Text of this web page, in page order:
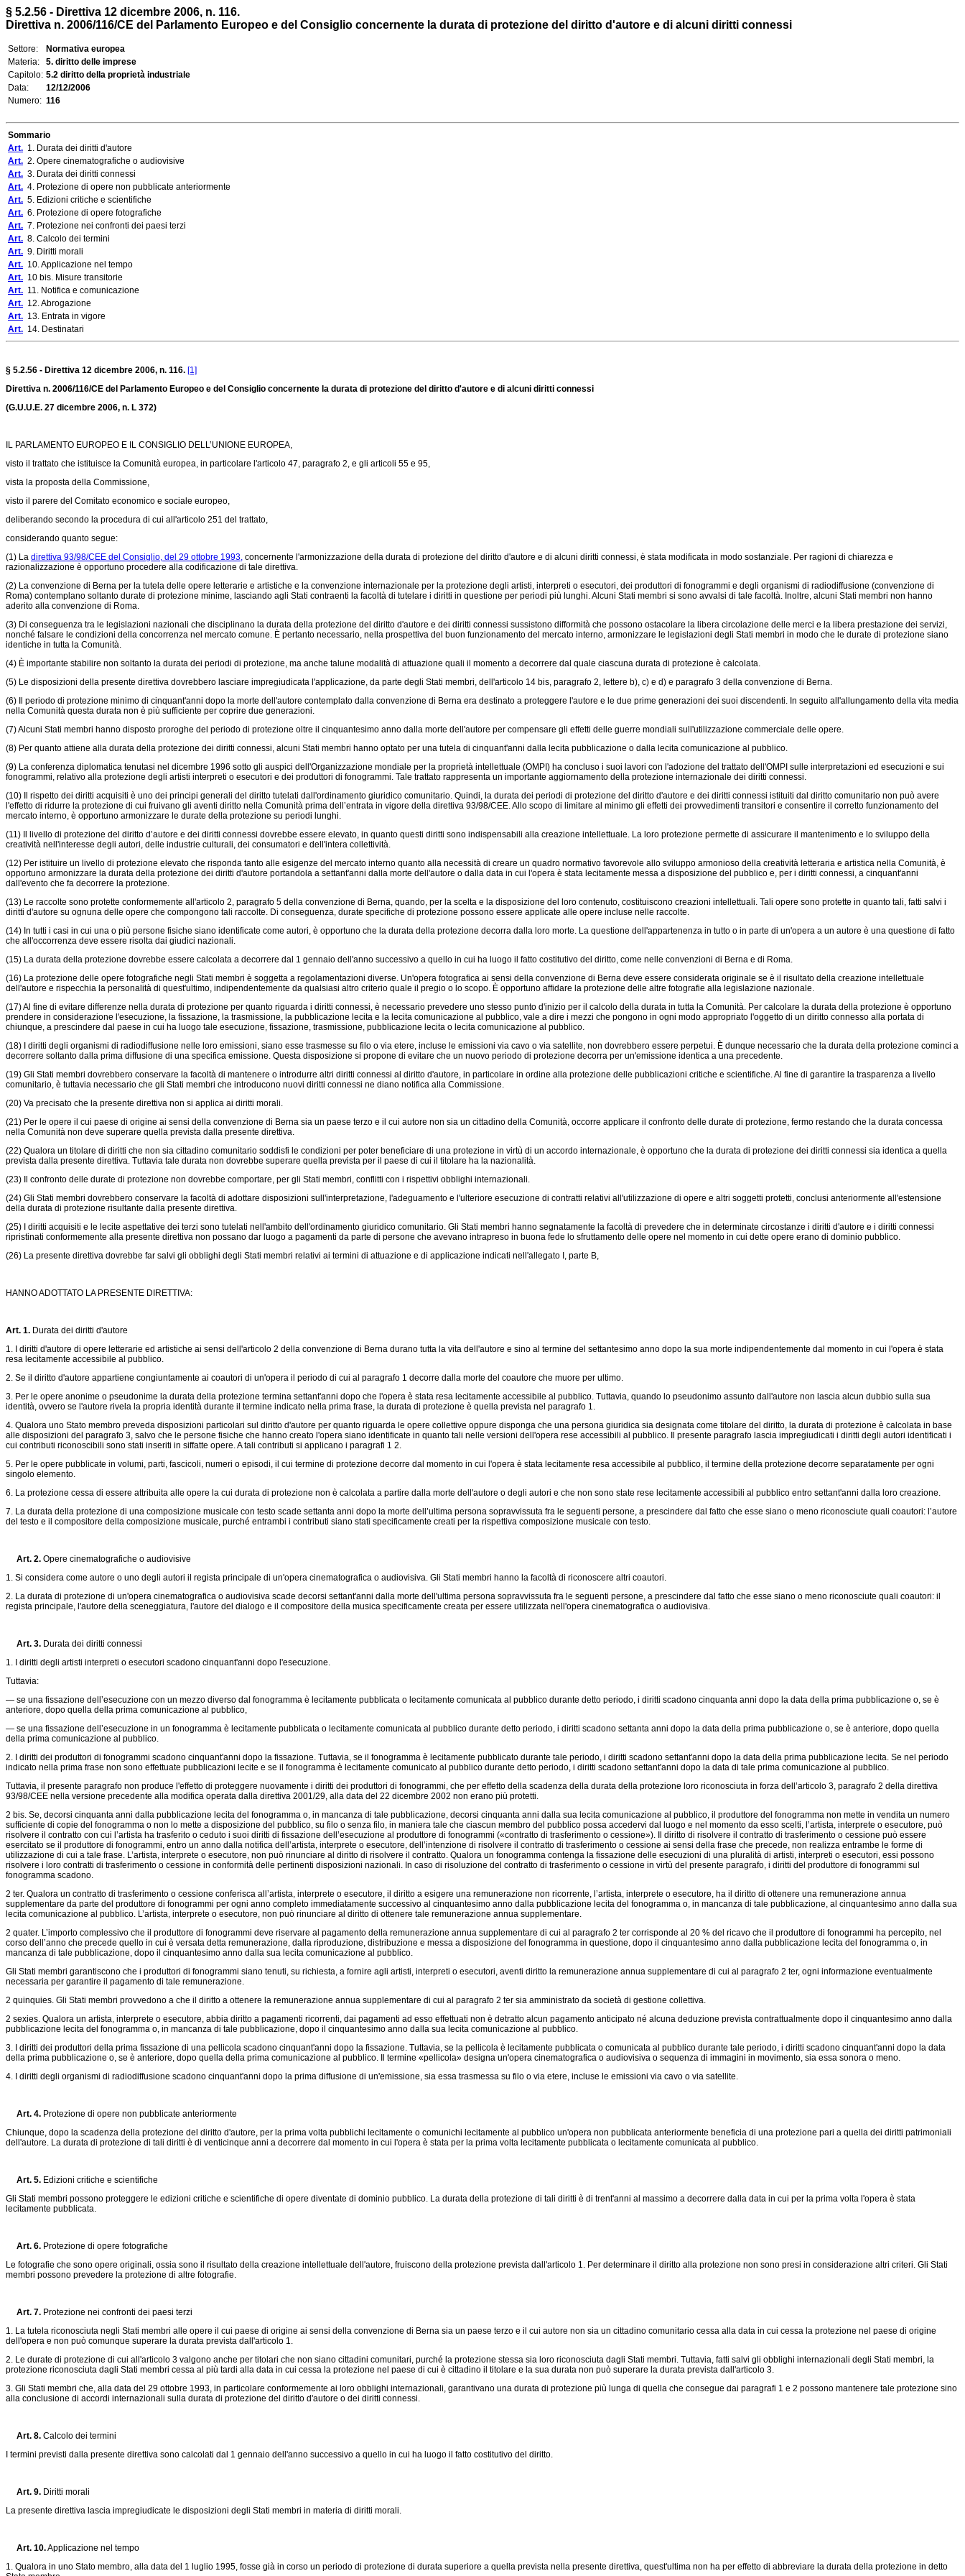
§ 5.2.56 - Direttiva 12 dicembre 2006, n. 116.
Direttiva n. 2006/116/CE del Parlamento Europeo e del Consiglio concernente la durata di protezione del diritto d'autore e di alcuni diritti connessi
Settore:
Normativa europea
Materia:
5. diritto delle imprese
Capitolo: 5.2 diritto della proprietà industriale
Data:
12/12/2006
Numero: 116
Sommario
Art. 1. Durata dei diritti d'autore
Art. 2. Opere cinematografiche o audiovisive
Art. 3. Durata dei diritti connessi
Art. 4. Protezione di opere non pubblicate anteriormente
Art. 5. Edizioni critiche e scientifiche
Art. 6. Protezione di opere fotografiche
Art. 7. Protezione nei confronti dei paesi terzi
Art. 8. Calcolo dei termini
Art. 9. Diritti morali
Art. 10. Applicazione nel tempo
Art. 10 bis. Misure transitorie
Art. 11. Notifica e comunicazione
Art. 12. Abrogazione
Art. 13. Entrata in vigore
Art. 14. Destinatari
§ 5.2.56 - Direttiva 12 dicembre 2006, n. 116. [1]
Direttiva n. 2006/116/CE del Parlamento Europeo e del Consiglio concernente la durata di protezione del diritto d'autore e di alcuni diritti connessi
(G.U.U.E. 27 dicembre 2006, n. L 372)
IL PARLAMENTO EUROPEO E IL CONSIGLIO DELL’UNIONE EUROPEA,
visto il trattato che istituisce la Comunità europea, in particolare l'articolo 47, paragrafo 2, e gli articoli 55 e 95,
vista la proposta della Commissione,
visto il parere del Comitato economico e sociale europeo,
deliberando secondo la procedura di cui all'articolo 251 del trattato,
considerando quanto segue:
(1) La direttiva 93/98/CEE del Consiglio, del 29 ottobre 1993, concernente l'armonizzazione della durata di protezione del diritto d'autore e di alcuni diritti connessi, è stata modificata in modo sostanziale. Per ragioni di chiarezza e
razionalizzazione è opportuno procedere alla codificazione di tale direttiva.
(2) La convenzione di Berna per la tutela delle opere letterarie e artistiche e la convenzione internazionale per la protezione degli artisti, interpreti o esecutori, dei produttori di fonogrammi e degli organismi di radiodiffusione (convenzione di
Roma) contemplano soltanto durate di protezione minime, lasciando agli Stati contraenti la facoltà di tutelare i diritti in questione per periodi più lunghi. Alcuni Stati membri si sono avvalsi di tale facoltà. Inoltre, alcuni Stati membri non hanno
aderito alla convenzione di Roma.
(3) Di conseguenza tra le legislazioni nazionali che disciplinano la durata della protezione del diritto d'autore e dei diritti connessi sussistono difformità che possono ostacolare la libera circolazione delle merci e la libera prestazione dei servizi,
nonché falsare le condizioni della concorrenza nel mercato comune. È pertanto necessario, nella prospettiva del buon funzionamento del mercato interno, armonizzare le legislazioni degli Stati membri in modo che le durate di protezione siano
identiche in tutta la Comunità.
(4) È importante stabilire non soltanto la durata dei periodi di protezione, ma anche talune modalità di attuazione quali il momento a decorrere dal quale ciascuna durata di protezione è calcolata.
(5) Le disposizioni della presente direttiva dovrebbero lasciare impregiudicata l'applicazione, da parte degli Stati membri, dell'articolo 14 bis, paragrafo 2, lettere b), c) e d) e paragrafo 3 della convenzione di Berna.
(6) Il periodo di protezione minimo di cinquant'anni dopo la morte dell'autore contemplato dalla convenzione di Berna era destinato a proteggere l'autore e le due prime generazioni dei suoi discendenti. In seguito all'allungamento della vita media
nella Comunità questa durata non è più sufficiente per coprire due generazioni.
(7) Alcuni Stati membri hanno disposto proroghe del periodo di protezione oltre il cinquantesimo anno dalla morte dell'autore per compensare gli effetti delle guerre mondiali sull'utilizzazione commerciale delle opere.
(8) Per quanto attiene alla durata della protezione dei diritti connessi, alcuni Stati membri hanno optato per una tutela di cinquant'anni dalla lecita pubblicazione o dalla lecita comunicazione al pubblico.
(9) La conferenza diplomatica tenutasi nel dicembre 1996 sotto gli auspici dell'Organizzazione mondiale per la proprietà intellettuale (OMPI) ha concluso i suoi lavori con l'adozione del trattato dell'OMPI sulle interpretazioni ed esecuzioni e sui
fonogrammi, relativo alla protezione degli artisti interpreti o esecutori e dei produttori di fonogrammi. Tale trattato rappresenta un importante aggiornamento della protezione internazionale dei diritti connessi.
(10) Il rispetto dei diritti acquisiti è uno dei principi generali del diritto tutelati dall'ordinamento giuridico comunitario. Quindi, la durata dei periodi di protezione del diritto d'autore e dei diritti connessi istituiti dal diritto comunitario non può avere
l'effetto di ridurre la protezione di cui fruivano gli aventi diritto nella Comunità prima dell’entrata in vigore della direttiva 93/98/CEE. Allo scopo di limitare al minimo gli effetti dei provvedimenti transitori e consentire il corretto funzionamento del
mercato interno, è opportuno armonizzare le durate della protezione su periodi lunghi.
(11) Il livello di protezione del diritto d’autore e dei diritti connessi dovrebbe essere elevato, in quanto questi diritti sono indispensabili alla creazione intellettuale. La loro protezione permette di assicurare il mantenimento e lo sviluppo della
creatività nell'interesse degli autori, delle industrie culturali, dei consumatori e dell'intera collettività.
(12) Per istituire un livello di protezione elevato che risponda tanto alle esigenze del mercato interno quanto alla necessità di creare un quadro normativo favorevole allo sviluppo armonioso della creatività letteraria e artistica nella Comunità, è
opportuno armonizzare la durata della protezione dei diritti d'autore portandola a settant'anni dalla morte dell'autore o dalla data in cui l'opera è stata lecitamente messa a disposizione del pubblico e, per i diritti connessi, a cinquant'anni
dall'evento che fa decorrere la protezione.
(13) Le raccolte sono protette conformemente all'articolo 2, paragrafo 5 della convenzione di Berna, quando, per la scelta e la disposizione del loro contenuto, costituiscono creazioni intellettuali. Tali opere sono protette in quanto tali, fatti salvi i
diritti d'autore su ognuna delle opere che compongono tali raccolte. Di conseguenza, durate specifiche di protezione possono essere applicate alle opere incluse nelle raccolte.
(14) In tutti i casi in cui una o più persone fisiche siano identificate come autori, è opportuno che la durata della protezione decorra dalla loro morte. La questione dell'appartenenza in tutto o in parte di un'opera a un autore è una questione di fatto
che all'occorrenza deve essere risolta dai giudici nazionali.
(15) La durata della protezione dovrebbe essere calcolata a decorrere dal 1 gennaio dell'anno successivo a quello in cui ha luogo il fatto costitutivo del diritto, come nelle convenzioni di Berna e di Roma.
(16) La protezione delle opere fotografiche negli Stati membri è soggetta a regolamentazioni diverse. Un'opera fotografica ai sensi della convenzione di Berna deve essere considerata originale se è il risultato della creazione intellettuale
dell'autore e rispecchia la personalità di quest'ultimo, indipendentemente da qualsiasi altro criterio quale il pregio o lo scopo. È opportuno affidare la protezione delle altre fotografie alla legislazione nazionale.
(17) Al fine di evitare differenze nella durata di protezione per quanto riguarda i diritti connessi, è necessario prevedere uno stesso punto d'inizio per il calcolo della durata in tutta la Comunità. Per calcolare la durata della protezione è opportuno
prendere in considerazione l'esecuzione, la fissazione, la trasmissione, la pubblicazione lecita e la lecita comunicazione al pubblico, vale a dire i mezzi che pongono in ogni modo appropriato l'oggetto di un diritto connesso alla portata di
chiunque, a prescindere dal paese in cui ha luogo tale esecuzione, fissazione, trasmissione, pubblicazione lecita o lecita comunicazione al pubblico.
(18) I diritti degli organismi di radiodiffusione nelle loro emissioni, siano esse trasmesse su filo o via etere, incluse le emissioni via cavo o via satellite, non dovrebbero essere perpetui. È dunque necessario che la durata della protezione cominci a
decorrere soltanto dalla prima diffusione di una specifica emissione. Questa disposizione si propone di evitare che un nuovo periodo di protezione decorra per un'emissione identica a una precedente.
(19) Gli Stati membri dovrebbero conservare la facoltà di mantenere o introdurre altri diritti connessi al diritto d'autore, in particolare in ordine alla protezione delle pubblicazioni critiche e scientifiche. Al fine di garantire la trasparenza a livello
comunitario, è tuttavia necessario che gli Stati membri che introducono nuovi diritti connessi ne diano notifica alla Commissione.
(20) Va precisato che la presente direttiva non si applica ai diritti morali.
(21) Per le opere il cui paese di origine ai sensi della convenzione di Berna sia un paese terzo e il cui autore non sia un cittadino della Comunità, occorre applicare il confronto delle durate di protezione, fermo restando che la durata concessa
nella Comunità non deve superare quella prevista dalla presente direttiva.
(22) Qualora un titolare di diritti che non sia cittadino comunitario soddisfi le condizioni per poter beneficiare di una protezione in virtù di un accordo internazionale, è opportuno che la durata di protezione dei diritti connessi sia identica a quella
prevista dalla presente direttiva. Tuttavia tale durata non dovrebbe superare quella prevista per il paese di cui il titolare ha la nazionalità.
(23) Il confronto delle durate di protezione non dovrebbe comportare, per gli Stati membri, conflitti con i rispettivi obblighi internazionali.
(24) Gli Stati membri dovrebbero conservare la facoltà di adottare disposizioni sull'interpretazione, l'adeguamento e l'ulteriore esecuzione di contratti relativi all'utilizzazione di opere e altri soggetti protetti, conclusi anteriormente all'estensione
della durata di protezione risultante dalla presente direttiva.
(25) I diritti acquisiti e le lecite aspettative dei terzi sono tutelati nell'ambito dell'ordinamento giuridico comunitario. Gli Stati membri hanno segnatamente la facoltà di prevedere che in determinate circostanze i diritti d'autore e i diritti connessi
ripristinati conformemente alla presente direttiva non possano dar luogo a pagamenti da parte di persone che avevano intrapreso in buona fede lo sfruttamento delle opere nel momento in cui dette opere erano di dominio pubblico.
(26) La presente direttiva dovrebbe far salvi gli obblighi degli Stati membri relativi ai termini di attuazione e di applicazione indicati nell'allegato I, parte B,
HANNO ADOTTATO LA PRESENTE DIRETTIVA:
Art. 1. Durata dei diritti d'autore
1. I diritti d'autore di opere letterarie ed artistiche ai sensi dell'articolo 2 della convenzione di Berna durano tutta la vita dell'autore e sino al termine del settantesimo anno dopo la sua morte indipendentemente dal momento in cui l'opera è stata
resa lecitamente accessibile al pubblico.
2. Se il diritto d'autore appartiene congiuntamente ai coautori di un'opera il periodo di cui al paragrafo 1 decorre dalla morte del coautore che muore per ultimo.
3. Per le opere anonime o pseudonime la durata della protezione termina settant'anni dopo che l'opera è stata resa lecitamente accessibile al pubblico. Tuttavia, quando lo pseudonimo assunto dall'autore non lascia alcun dubbio sulla sua
identità, ovvero se l'autore rivela la propria identità durante il termine indicato nella prima frase, la durata di protezione è quella prevista nel paragrafo 1.
4. Qualora uno Stato membro preveda disposizioni particolari sul diritto d'autore per quanto riguarda le opere collettive oppure disponga che una persona giuridica sia designata come titolare del diritto, la durata di protezione è calcolata in base
alle disposizioni del paragrafo 3, salvo che le persone fisiche che hanno creato l'opera siano identificate in quanto tali nelle versioni dell'opera rese accessibili al pubblico. Il presente paragrafo lascia impregiudicati i diritti degli autori identificati i
cui contributi riconoscibili sono stati inseriti in siffatte opere. A tali contributi si applicano i paragrafi 1 2.
5. Per le opere pubblicate in volumi, parti, fascicoli, numeri o episodi, il cui termine di protezione decorre dal momento in cui l'opera è stata lecitamente resa accessibile al pubblico, il termine della protezione decorre separatamente per ogni
singolo elemento.
6. La protezione cessa di essere attribuita alle opere la cui durata di protezione non è calcolata a partire dalla morte dell'autore o degli autori e che non sono state rese lecitamente accessibili al pubblico entro settant'anni dalla loro creazione.
7. La durata della protezione di una composizione musicale con testo scade settanta anni dopo la morte dell’ultima persona sopravvissuta fra le seguenti persone, a prescindere dal fatto che esse siano o meno riconosciute quali coautori: l’autore
del testo e il compositore della composizione musicale, purché entrambi i contributi siano stati specificamente creati per la rispettiva composizione musicale con testo.
Art. 2. Opere cinematografiche o audiovisive
1. Si considera come autore o uno degli autori il regista principale di un'opera cinematografica o audiovisiva. Gli Stati membri hanno la facoltà di riconoscere altri coautori.
2. La durata di protezione di un'opera cinematografica o audiovisiva scade decorsi settant'anni dalla morte dell'ultima persona sopravvissuta fra le seguenti persone, a prescindere dal fatto che esse siano o meno riconosciute quali coautori: il
regista principale, l'autore della sceneggiatura, l'autore del dialogo e il compositore della musica specificamente creata per essere utilizzata nell'opera cinematografica o audiovisiva.
Art. 3. Durata dei diritti connessi
1. I diritti degli artisti interpreti o esecutori scadono cinquant'anni dopo l'esecuzione.
Tuttavia:
— se una fissazione dell’esecuzione con un mezzo diverso dal fonogramma è lecitamente pubblicata o lecitamente comunicata al pubblico durante detto periodo, i diritti scadono cinquanta anni dopo la data della prima pubblicazione o, se è
anteriore, dopo quella della prima comunicazione al pubblico,
— se una fissazione dell’esecuzione in un fonogramma è lecitamente pubblicata o lecitamente comunicata al pubblico durante detto periodo, i diritti scadono settanta anni dopo la data della prima pubblicazione o, se è anteriore, dopo quella
della prima comunicazione al pubblico.
2. I diritti dei produttori di fonogrammi scadono cinquant'anni dopo la fissazione. Tuttavia, se il fonogramma è lecitamente pubblicato durante tale periodo, i diritti scadono settant'anni dopo la data della prima pubblicazione lecita. Se nel periodo
indicato nella prima frase non sono effettuate pubblicazioni lecite e se il fonogramma è lecitamente comunicato al pubblico durante detto periodo, i diritti scadono settant'anni dopo la data di tale prima comunicazione al pubblico.
Tuttavia, il presente paragrafo non produce l'effetto di proteggere nuovamente i diritti dei produttori di fonogrammi, che per effetto della scadenza della durata della protezione loro riconosciuta in forza dell’articolo 3, paragrafo 2 della direttiva
93/98/CEE nella versione precedente alla modifica operata dalla direttiva 2001/29, alla data del 22 dicembre 2002 non erano più protetti.
2 bis. Se, decorsi cinquanta anni dalla pubblicazione lecita del fonogramma o, in mancanza di tale pubblicazione, decorsi cinquanta anni dalla sua lecita comunicazione al pubblico, il produttore del fonogramma non mette in vendita un numero
sufficiente di copie del fonogramma o non lo mette a disposizione del pubblico, su filo o senza filo, in maniera tale che ciascun membro del pubblico possa accedervi dal luogo e nel momento da esso scelti, l’artista, interprete o esecutore, può
risolvere il contratto con cui l’artista ha trasferito o ceduto i suoi diritti di fissazione dell’esecuzione al produttore di fonogrammi («contratto di trasferimento o cessione»). Il diritto di risolvere il contratto di trasferimento o cessione può essere
esercitato se il produttore di fonogrammi, entro un anno dalla notifica dell’artista, interprete o esecutore, dell’intenzione di risolvere il contratto di trasferimento o cessione ai sensi della frase che precede, non realizza entrambe le forme di
utilizzazione di cui a tale frase. L’artista, interprete o esecutore, non può rinunciare al diritto di risolvere il contratto. Qualora un fonogramma contenga la fissazione delle esecuzioni di una pluralità di artisti, interpreti o esecutori, essi possono
risolvere i loro contratti di trasferimento o cessione in conformità delle pertinenti disposizioni nazionali. In caso di risoluzione del contratto di trasferimento o cessione in virtù del presente paragrafo, i diritti del produttore di fonogrammi sul
fonogramma scadono.
2 ter. Qualora un contratto di trasferimento o cessione conferisca all’artista, interprete o esecutore, il diritto a esigere una remunerazione non ricorrente, l’artista, interprete o esecutore, ha il diritto di ottenere una remunerazione annua
supplementare da parte del produttore di fonogrammi per ogni anno completo immediatamente successivo al cinquantesimo anno dalla pubblicazione lecita del fonogramma o, in mancanza di tale pubblicazione, al cinquantesimo anno dalla sua
lecita comunicazione al pubblico. L’artista, interprete o esecutore, non può rinunciare al diritto di ottenere tale remunerazione annua supplementare.
2 quater. L’importo complessivo che il produttore di fonogrammi deve riservare al pagamento della remunerazione annua supplementare di cui al paragrafo 2 ter corrisponde al 20 % del ricavo che il produttore di fonogrammi ha percepito, nel
corso dell’anno che precede quello in cui è versata detta remunerazione, dalla riproduzione, distribuzione e messa a disposizione del fonogramma in questione, dopo il cinquantesimo anno dalla pubblicazione lecita del fonogramma o, in
mancanza di tale pubblicazione, dopo il cinquantesimo anno dalla sua lecita comunicazione al pubblico.
Gli Stati membri garantiscono che i produttori di fonogrammi siano tenuti, su richiesta, a fornire agli artisti, interpreti o esecutori, aventi diritto la remunerazione annua supplementare di cui al paragrafo 2 ter, ogni informazione eventualmente
necessaria per garantire il pagamento di tale remunerazione.
2 quinquies. Gli Stati membri provvedono a che il diritto a ottenere la remunerazione annua supplementare di cui al paragrafo 2 ter sia amministrato da società di gestione collettiva.
2 sexies. Qualora un artista, interprete o esecutore, abbia diritto a pagamenti ricorrenti, dai pagamenti ad esso effettuati non è detratto alcun pagamento anticipato né alcuna deduzione prevista contrattualmente dopo il cinquantesimo anno dalla
pubblicazione lecita del fonogramma o, in mancanza di tale pubblicazione, dopo il cinquantesimo anno dalla sua lecita comunicazione al pubblico.
3. I diritti dei produttori della prima fissazione di una pellicola scadono cinquant'anni dopo la fissazione. Tuttavia, se la pellicola è lecitamente pubblicata o comunicata al pubblico durante tale periodo, i diritti scadono cinquant'anni dopo la data
della prima pubblicazione o, se è anteriore, dopo quella della prima comunicazione al pubblico. Il termine «pellicola» designa un'opera cinematografica o audiovisiva o sequenza di immagini in movimento, sia essa sonora o meno.
4. I diritti degli organismi di radiodiffusione scadono cinquant'anni dopo la prima diffusione di un'emissione, sia essa trasmessa su filo o via etere, incluse le emissioni via cavo o via satellite.
Art. 4. Protezione di opere non pubblicate anteriormente
Chiunque, dopo la scadenza della protezione del diritto d'autore, per la prima volta pubblichi lecitamente o comunichi lecitamente al pubblico un'opera non pubblicata anteriormente beneficia di una protezione pari a quella dei diritti patrimoniali
dell'autore. La durata di protezione di tali diritti è di venticinque anni a decorrere dal momento in cui l'opera è stata per la prima volta lecitamente pubblicata o lecitamente comunicata al pubblico.
Art. 5. Edizioni critiche e scientifiche
Gli Stati membri possono proteggere le edizioni critiche e scientifiche di opere diventate di dominio pubblico. La durata della protezione di tali diritti è di trent'anni al massimo a decorrere dalla data in cui per la prima volta l'opera è stata
lecitamente pubblicata.
Art. 6. Protezione di opere fotografiche
Le fotografie che sono opere originali, ossia sono il risultato della creazione intellettuale dell'autore, fruiscono della protezione prevista dall'articolo 1. Per determinare il diritto alla protezione non sono presi in considerazione altri criteri. Gli Stati
membri possono prevedere la protezione di altre fotografie.
Art. 7. Protezione nei confronti dei paesi terzi
1. La tutela riconosciuta negli Stati membri alle opere il cui paese di origine ai sensi della convenzione di Berna sia un paese terzo e il cui autore non sia un cittadino comunitario cessa alla data in cui cessa la protezione nel paese di origine
dell'opera e non può comunque superare la durata prevista dall'articolo 1.
2. Le durate di protezione di cui all'articolo 3 valgono anche per titolari che non siano cittadini comunitari, purché la protezione stessa sia loro riconosciuta dagli Stati membri. Tuttavia, fatti salvi gli obblighi internazionali degli Stati membri, la
protezione riconosciuta dagli Stati membri cessa al più tardi alla data in cui cessa la protezione nel paese di cui è cittadino il titolare e la sua durata non può superare la durata prevista dall'articolo 3.
3. Gli Stati membri che, alla data del 29 ottobre 1993, in particolare conformemente ai loro obblighi internazionali, garantivano una durata di protezione più lunga di quella che consegue dai paragrafi 1 e 2 possono mantenere tale protezione sino
alla conclusione di accordi internazionali sulla durata di protezione del diritto d'autore o dei diritti connessi.
Art. 8. Calcolo dei termini
I termini previsti dalla presente direttiva sono calcolati dal 1 gennaio dell'anno successivo a quello in cui ha luogo il fatto costitutivo del diritto.
Art. 9. Diritti morali
La presente direttiva lascia impregiudicate le disposizioni degli Stati membri in materia di diritti morali.
Art. 10.Applicazione nel tempo
1. Qualora in uno Stato membro, alla data del 1 luglio 1995, fosse già in corso un periodo di protezione di durata superiore a quella prevista nella presente direttiva, quest'ultima non ha per effetto di abbreviare la durata della protezione in detto